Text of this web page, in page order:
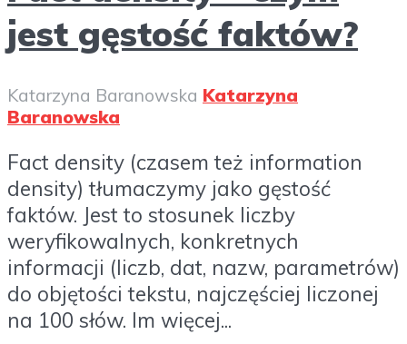
jest gęstość faktów?
Katarzyna Baranowska Katarzyna
Baranowska
Fact density (czasem też information
density) tłumaczymy jako gęstość
faktów. Jest to stosunek liczby
weryfikowalnych, konkretnych
informacji (liczb, dat, nazw, parametrów)
do objętości tekstu, najczęściej liczonej
na 100 słów. Im więcej...